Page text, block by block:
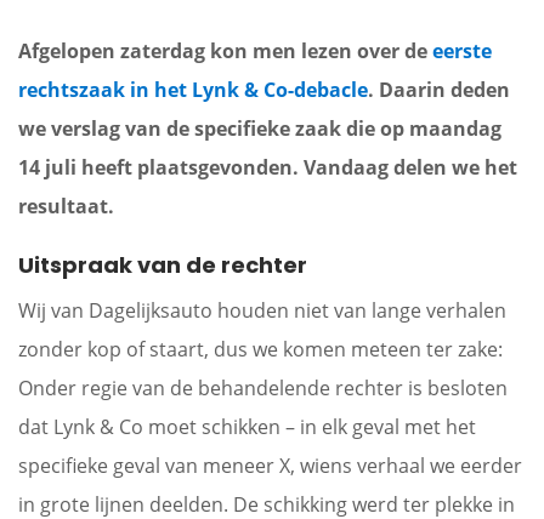
Afgelopen zaterdag kon men lezen over deeerste
rechtszaak in het Lynk & Co-debacle. Daarin deden
we verslag van de specifieke zaak die op maandag
14 juli heeft plaatsgevonden. Vandaag delen we het
resultaat.
Uitspraak van de rechter
Wij van Dagelijksauto houden niet van lange verhalen
zonder kop of staart, dus we komen meteen ter zake:
Onder regie van de behandelende rechter is besloten
dat Lynk & Co moet schikken – in elk geval met het
specifieke geval van meneer X, wiens verhaal we eerder
in grote lijnen deelden. De schikking werd ter plekke in